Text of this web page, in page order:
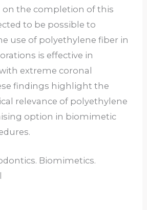
on the completion of this
to be possible to
use of polyethylene fiber in
is effective in
extreme coronal
findings highlight the
relevance of polyethylene
option in biomimetic
Biomimetics.